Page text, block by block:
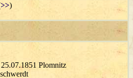
>>)
Plomnitz